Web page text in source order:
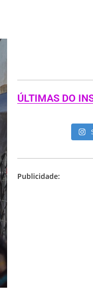
ÚLTIMAS DO
Publicidade: